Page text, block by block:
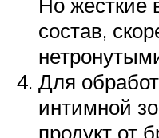
Но жесткие
состав,
Для
интимной
продукт от